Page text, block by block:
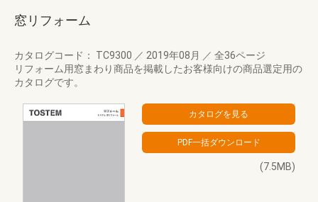
窓リフォーム
カタログコード： TC9300 ／ 2019年08月 ／ 全36ページ
リフォーム用窓まわり商品を掲載したお客様向けの商品選定用の
カタログです。
(7.5MB)